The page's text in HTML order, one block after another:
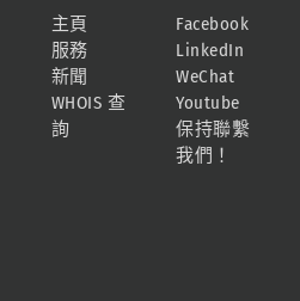
主頁
服務
新聞
WHOIS 查
詢
Facebook
LinkedIn
WeChat
Youtube
保持聯繫
我們！